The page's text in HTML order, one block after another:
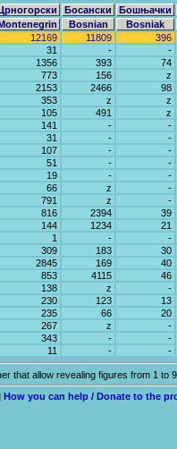
Босански
Бошњачки
Bosnian
Bosniak
12169 11809
396
31 -
-
1356 393
74
773 156
z
2153 2466
98
353 z
z
105 491
z
141 -
-
31 -
-
107 -
-
51 -
-
19 -
-
66 z
-
791 z
-
816 2394
39
144 1234
21
1 -
-
309 183
30
2845 169
40
853 4115
46
138 z
-
230 123
13
235 66
20
267 z
-
343 -
-
11 - -
that allow revealing figures from 1 to
How you can help / Donate to the